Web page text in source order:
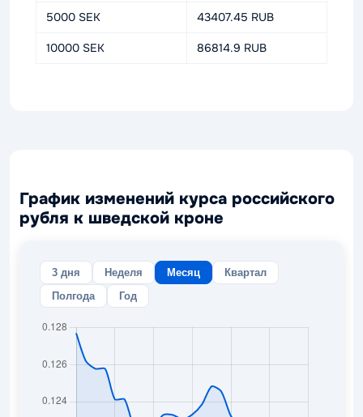
5000 SEK 43407.45 RUB
10000 SEK 86814.9 RUB
График изменений курса российского
рубля к шведской кроне
3 дня Неделя Месяц
Квартал
Полгода
Год